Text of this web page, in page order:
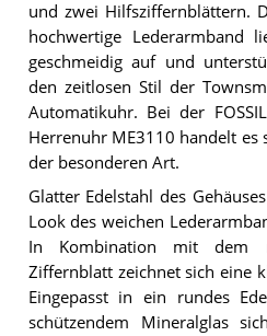
und zwei Hilfsziffernblättern.
hochwertige Lederarmband
geschmeidig auf und
den zeitlosen Stil der
Automatikuhr. Bei der
Herrenuhr ME3110 handelt es
der besonderen Art.
Glatter Edelstahl des
Look des weichen
In Kombination mit dem
Ziffernblatt zeichnet sich eine
Eingepasst in ein rundes
schützendem Mineralglas